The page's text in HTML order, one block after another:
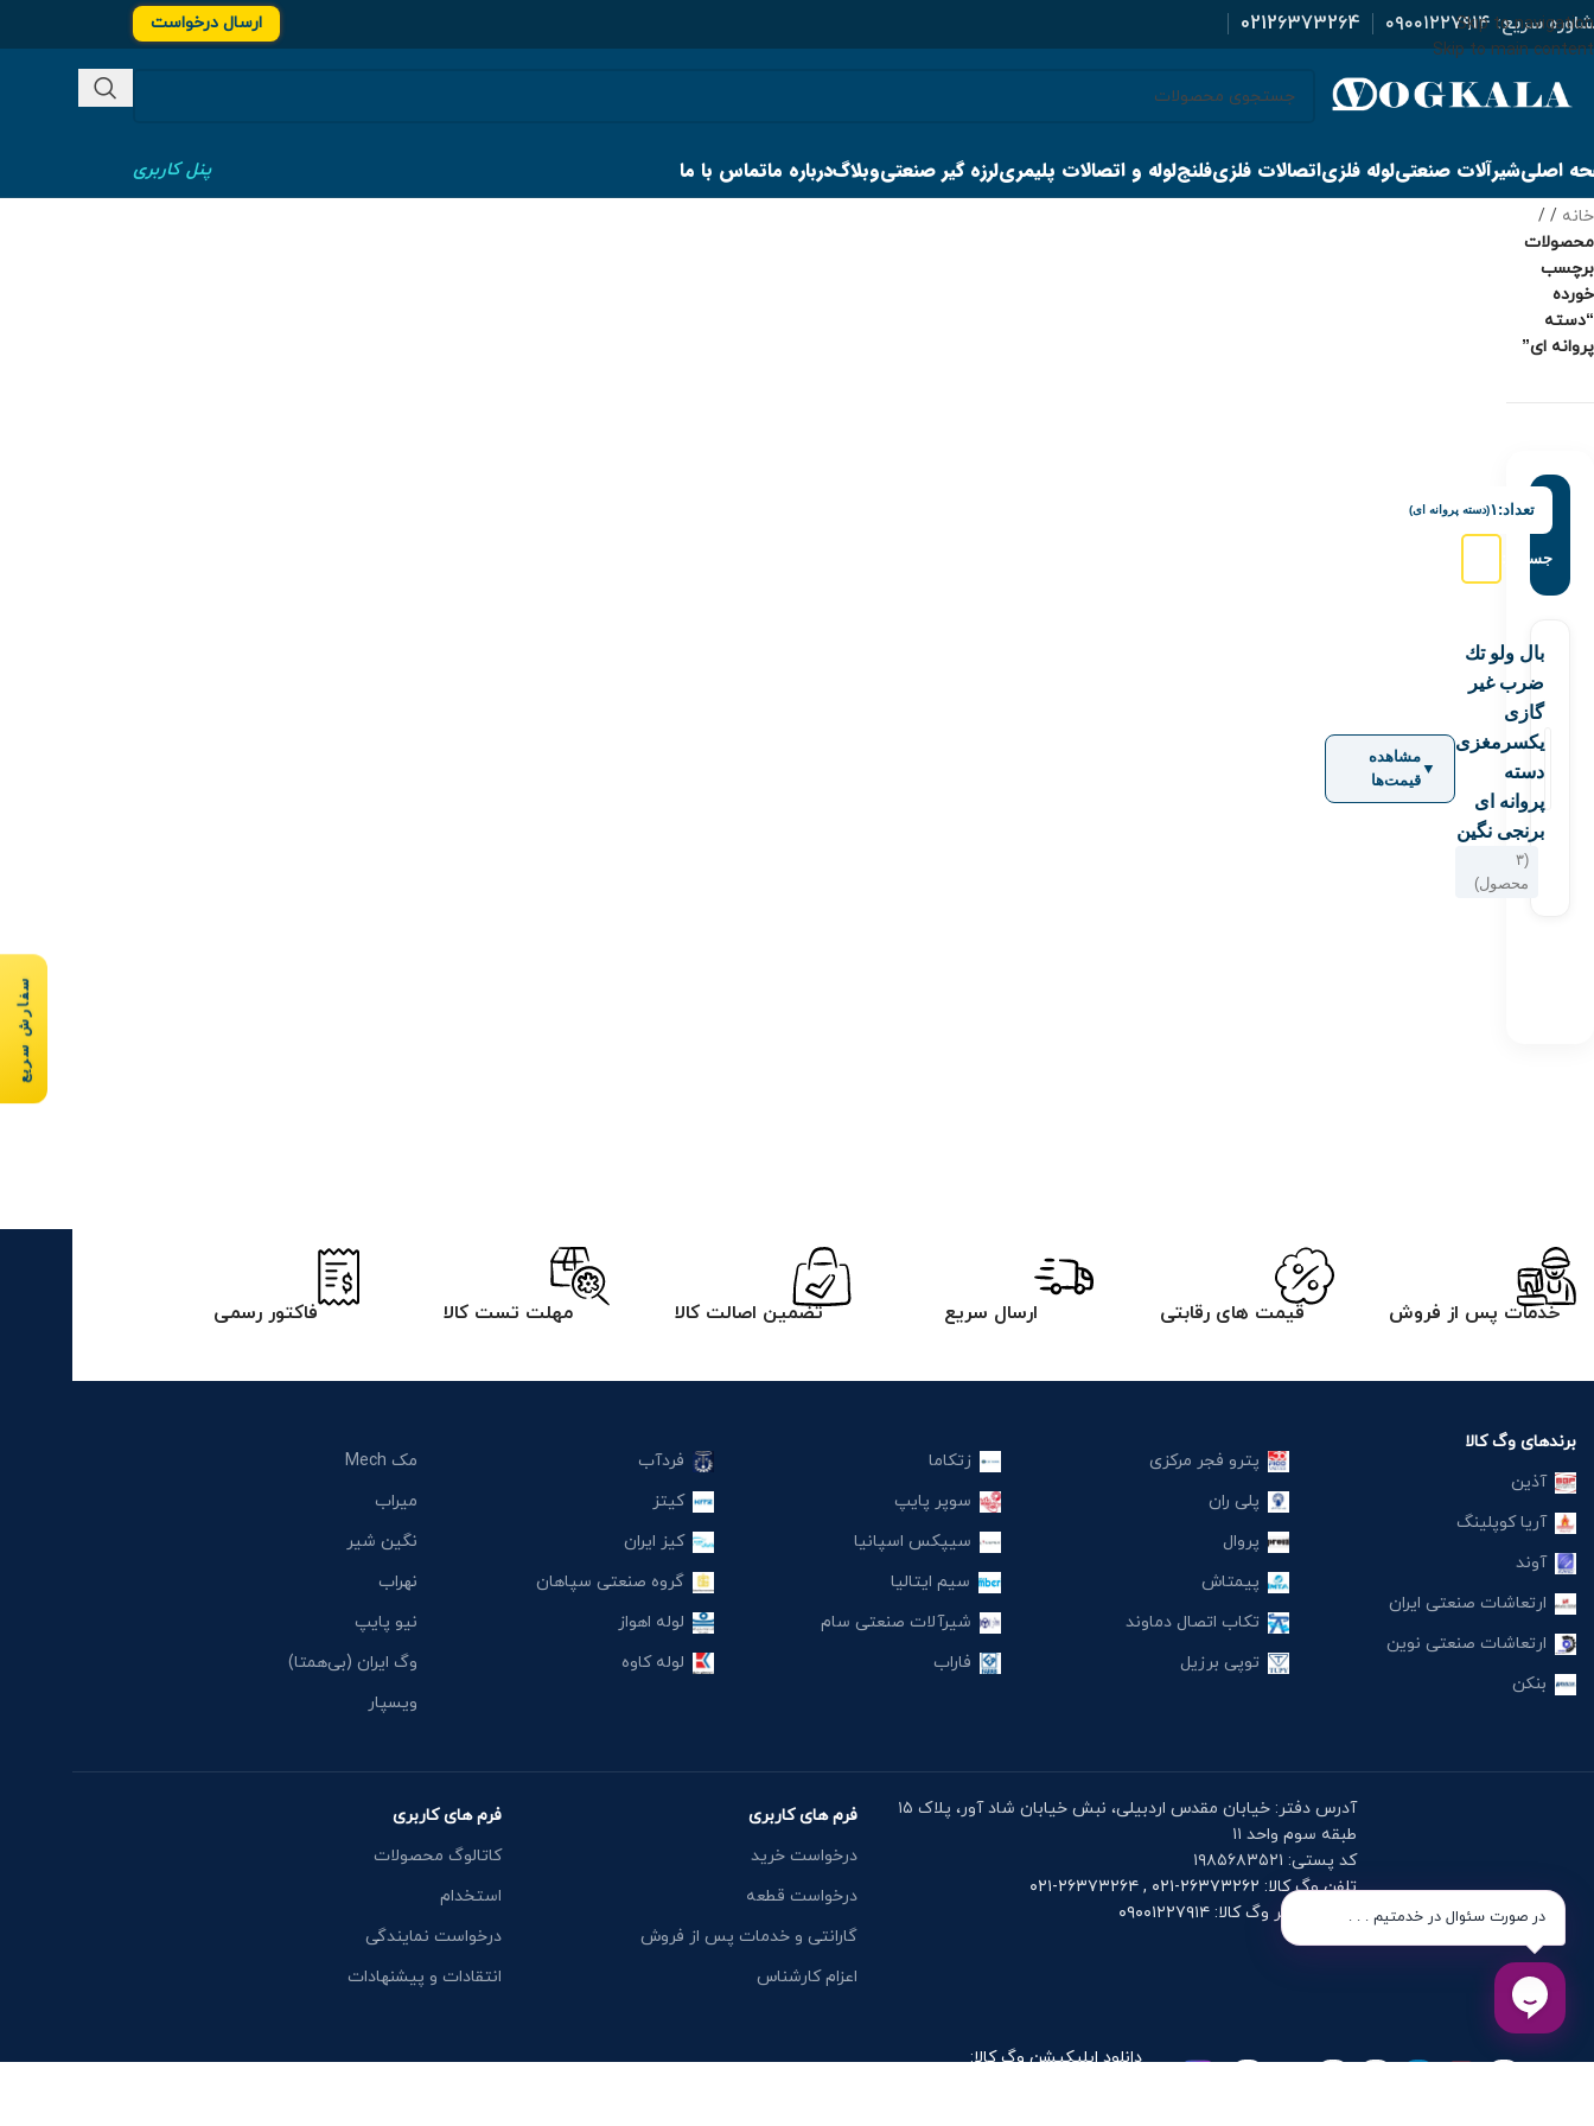
Skip to navigation
Skip to main content
سریع:۰۹۰۰۱۲۲۷۹۱۴ 02126373264 ارسال درخواست
اصلیشیرآلات صنعتیلوله فلزیاتصالات فلزیفلنجلوله و اتصالات پلیمریلرزه گیر صنعتیوبلاگدرباره ماتماس با ما پنل کاربری
خانه /
محصولات
برچسب
خورده
“دسته
پروانه ای”
تعداد: ۱(دسته پروانه ای)
جستجو:
بال ولو تك
ضرب غیر
گازی
یكسرمغزی
دسته
پروانه ای
برنجی نگین
(۳
محصول)
▼
مشاهده
قیمت‌ها
خدمات پس از فروش قیمت های رقابتی ارسال سریع تضمین اصالت کالا مهلت تست کالا فاکتور رسمی
برندهای وگ کالا
آذین
آریا کوپلینگ
آوند
ارتعاشات صنعتی ایران
ارتعاشات صنعتی نوین
بنکن
پترو فجر مرکزی
پلی ران
پروال
پیمتاش
تکاب اتصال دماوند
توپی برزیل
زتکاما
سوپر پایپ
سیپکس اسپانیا
سیم ایتالیا
شیرآلات صنعتی سام
فاراب
فردآب
کیتز
کیز ایران
گروه صنعتی سپاهان
لوله اهواز
لوله کاوه
مک Mech
میراب
نگین شیر
نهراب
نیو پایپ
وگ ایران (بی‌همتا)
ویسپار
آدرس دفتر: خیابان مقدس اردبیلی، نبش خیابان شاد آور، پلاک ۱۵
طبقه سوم واحد ۱۱
کد پستی: ۱۹۸۵۶۸۳۵۲۱
تلفن وگ کالا: ۲۶۳۷۳۲۶۲-۰۲۱ , ۲۶۳۷۳۲۶۴-۰۲۱
موبایل دفتر وگ کالا: ۰۹۰۰۱۲۲۷۹۱۴
فرم های کاربری
درخواست خرید
درخواست قطعه
گارانتی و خدمات پس از فروش
اعزام کارشناس
فرم های کاربری
کاتالوگ محصولات
استخدام
درخواست نمایندگی
انتقادات و پیشنهادات
دانلود اپلیکیشن وگ کالا:
در صورت سئوال در خدمتیم . . .
سفارش سریع